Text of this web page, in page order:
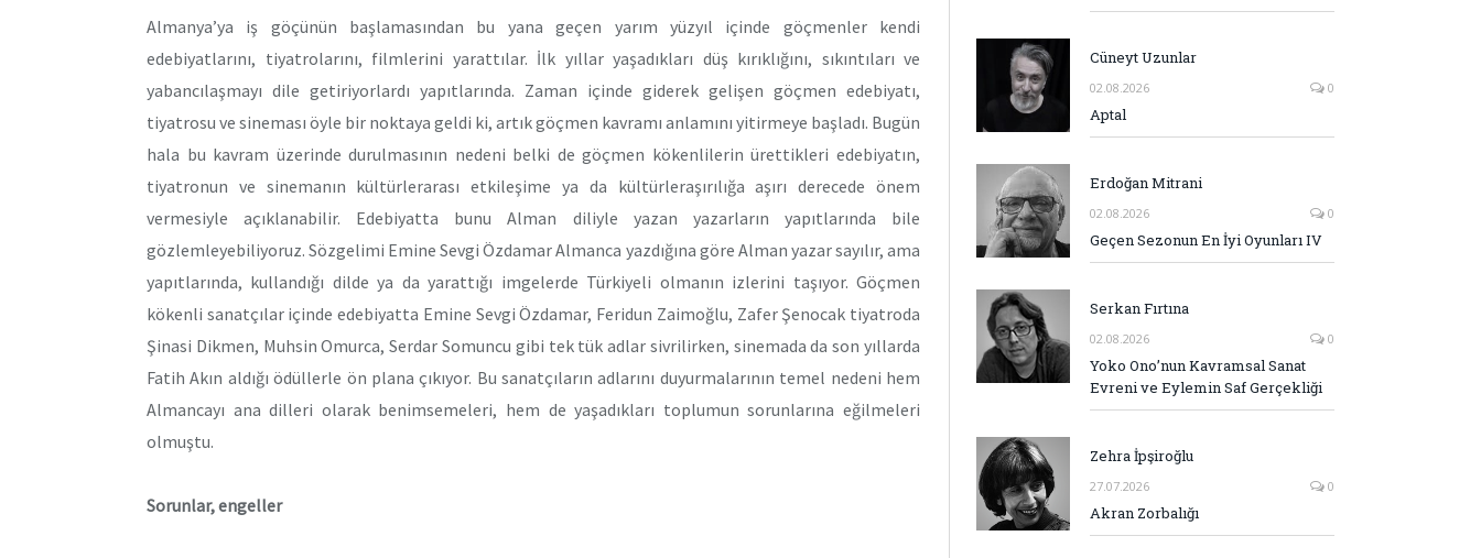
Almanya’ya iş göçünün başlamasından bu yana geçen yarım yüzyıl içinde göçmenler kendi
edebiyatlarını, tiyatrolarını, filmlerini yarattılar. İlk yıllar yaşadıkları düş kırıklığını, sıkıntıları ve
yabancılaşmayı dile getiriyorlardı yapıtlarında. Zaman içinde giderek gelişen göçmen edebiyatı,
tiyatrosu ve sineması öyle bir noktaya geldi ki, artık göçmen kavramı anlamını yitirmeye başladı. Bugün
hala bu kavram üzerinde durulmasının nedeni belki de göçmen kökenlilerin ürettikleri edebiyatın,
tiyatronun ve sinemanın kültürlerarası etkileşime ya da kültürleraşırılığa aşırı derecede önem
vermesiyle açıklanabilir. Edebiyatta bunu Alman diliyle yazan yazarların yapıtlarında bile
gözlemleyebiliyoruz. Sözgelimi Emine Sevgi Özdamar Almanca yazdığına göre Alman yazar sayılır, ama
yapıtlarında, kullandığı dilde ya da yarattığı imgelerde Türkiyeli olmanın izlerini taşıyor. Göçmen
kökenli sanatçılar içinde edebiyatta Emine Sevgi Özdamar, Feridun Zaimoğlu, Zafer Şenocak tiyatroda
Şinasi Dikmen, Muhsin Omurca, Serdar Somuncu gibi tek tük adlar sivrilirken, sinemada da son yıllarda
Fatih Akın aldığı ödüllerle ön plana çıkıyor. Bu sanatçıların adlarını duyurmalarının temel nedeni hem
Almancayı ana dilleri olarak benimsemeleri, hem de yaşadıkları toplumun sorunlarına eğilmeleri
olmuştu.
Sorunlar, engeller
Cüneyt Uzunlar
02.08.2026 0
Aptal
Erdoğan Mitrani
02.08.2026 0
Geçen Sezonun En İyi Oyunları IV
Serkan Fırtına
02.08.2026 0
Yoko Ono’nun Kavramsal Sanat
Evreni ve Eylemin Saf Gerçekliği
Zehra İpşiroğlu
27.07.2026 0
Akran Zorbalığı